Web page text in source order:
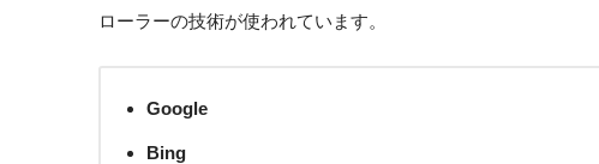
ローラーの技術が使われています。
Google
Bing